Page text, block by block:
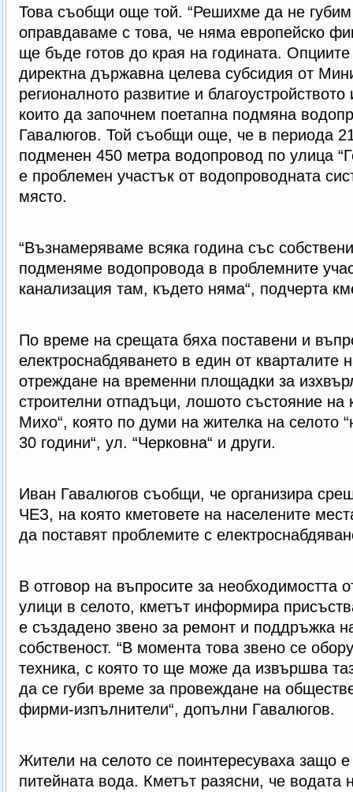
Това съобщи още той. “Решихме да не
оправдаваме с това, че няма европейско
ще бъде готов до края на годината.
директна държавна целева субсидия от
регионалното развитие и
които да започнем поетапна подмяна
Гавалюгов. Той съобщи още, че в периода
подменен 450 метра водопровод по улица
е проблемен участък от водопроводната
място.
“Възнамеряваме всяка година със
подменяме водопровода в проблемните
канализация там, където няма“, подчерта
По време на срещата бяха поставени и
електроснабдяването в един от кварталите
отреждане на временни площадки за
строителни отпадъци, лошото състояние на
Михо“, която по думи на жителка на селото
30 години“, ул. “Черковна“ и други.
Иван Гавалюгов съобщи, че организира
ЧЕЗ, на която кметовете на населените
да поставят проблемите с
В отговор на въпросите за необходимостта
улици в селото, кметът информира
е създадено звено за ремонт и поддръжка
собственост. “В момента това звено се
техника, с която то ще може да извършва
да се губи време за провеждане на
фирми-изпълнители“, допълни Гавалюгов.
Жители на селото се поинтересуваха защо
питейната вода. Кметът разясни, че водата